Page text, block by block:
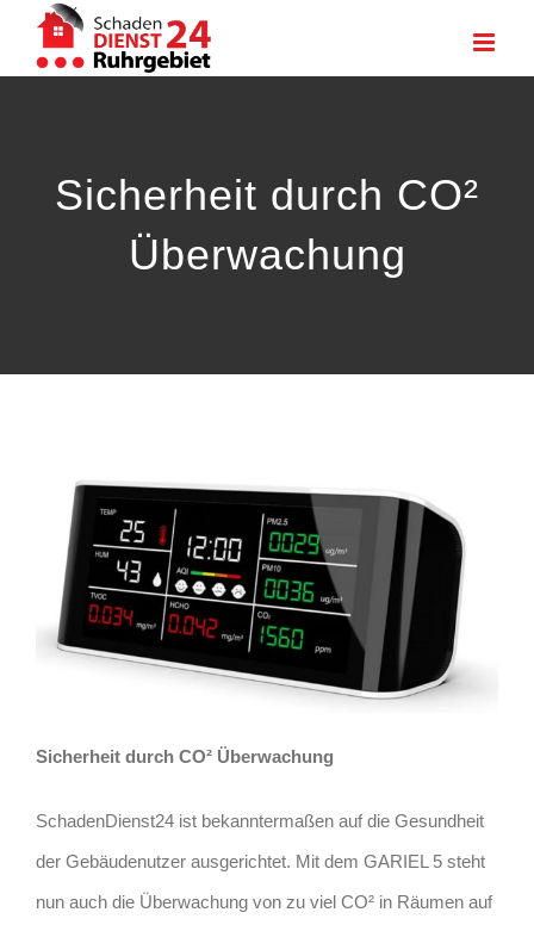
Inhalt
Sicherheit durch CO²
Überwachung
Sicherheit durch CO² Überwachung
SchadenDienst24 ist bekanntermaßen auf die Gesundheit
der Gebäudenutzer ausgerichtet. Mit dem GARIEL 5 steht
nun auch die Überwachung von zu viel CO² in Räumen auf